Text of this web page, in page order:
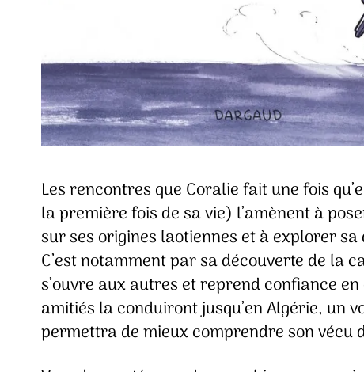
Les rencontres que Coralie fait une fois
la première fois de sa vie) l’amènent à
sur ses origines laotiennes et à explorer
C’est notamment par sa découverte de la
s’ouvre aux autres et reprend confiance
amitiés la conduiront jusqu’en Algérie, un
permettra de mieux comprendre son vécu